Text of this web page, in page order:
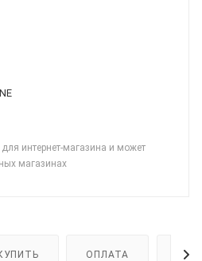
интернет-магазина и может
магазинах
ОПЛАТА